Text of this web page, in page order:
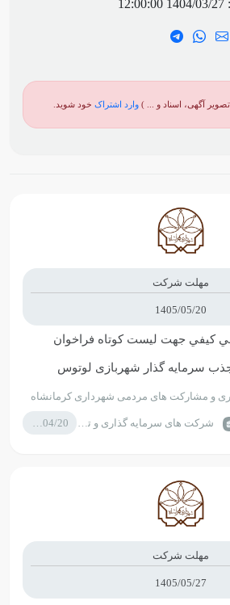
1404/03/27 12:00:00
آگهی، اسناد و ... ) وارد اشتراک خود شوید.
مهلت شرکت
1405/05/20
کيفي جهت لیست کوتاه فراخوان
سرمایه گذار شهربازی لوتوس
و مشارکت های مردمی شهرداری کرمانشاه
شرکت های سرمایه گذاری و تامین سرمایه 1405/04/20
مهلت شرکت
1405/05/27